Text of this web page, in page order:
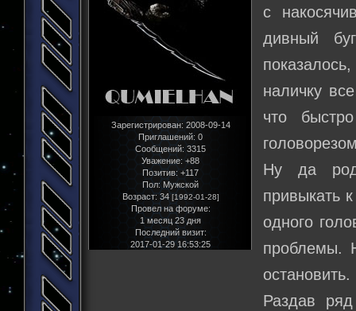
Зарегистрирован: 2008-09-14
Приглашений: 0
Сообщений: 3315
Уважение: +88
Позитив: +117
Пол: Мужской
Возраст: 34 [1992-01-28]
Провел на форуме:
1 месяц 23 дня
Последний визит:
2017-01-29 16:53:25
с
дивный
наличку
что
Ну да
привыкать
одного
проблемы.
Раздав